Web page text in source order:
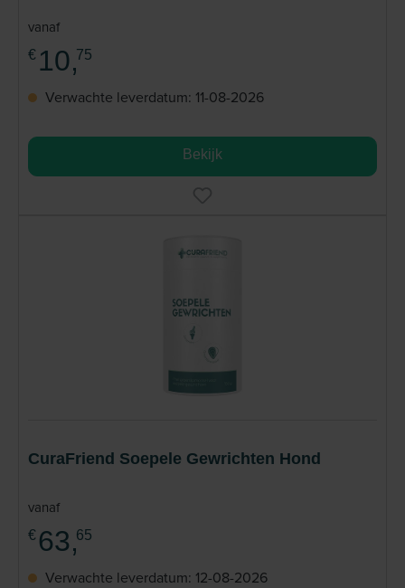
vanaf
€ 10,75
Verwachte leverdatum: 11-08-2026
Bekijk
CuraFriend Soepele Gewrichten Hond
vanaf
€ 63,65
Verwachte leverdatum: 12-08-2026